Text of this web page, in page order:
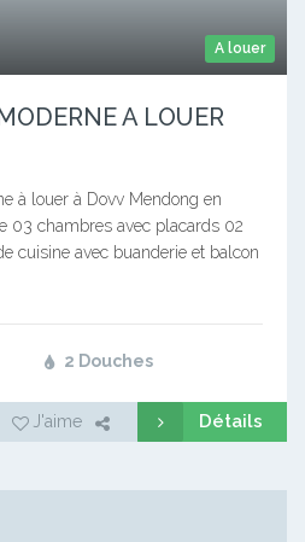
A louer
A LOUER
à louer à Dovv Mendong en
03 chambres avec placards 02
cuisine avec buanderie et balcon
2 Douches
J'aime Détails